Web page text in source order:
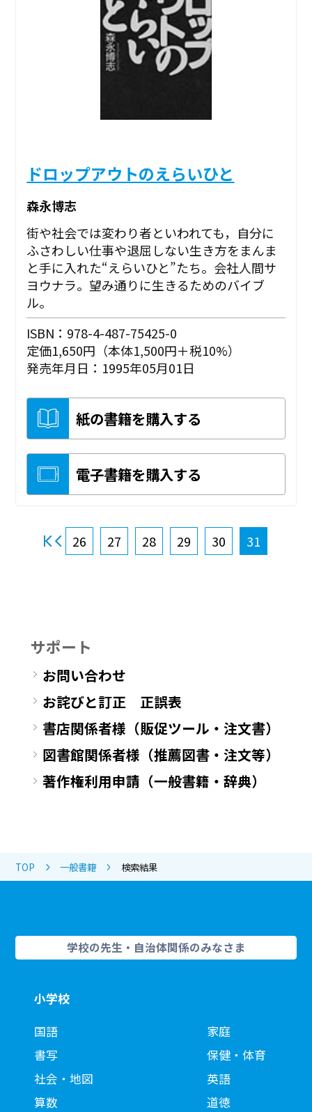
ドロップアウトのえらいひと
森永博志
街や社会では変わり者といわれても，自分に
ふさわしい仕事や退屈しない生き方をまんま
と手に入れた“えらいひと”たち。会社人間サ
ヨウナラ。望み通りに生きるためのバイブ
ル。
ISBN：978-4-487-75425-0
定価1,650円（本体1,500円＋税10%）
発売年月日：1995年05月01日
紙の書籍を購入する
電子書籍を購入する
26 27 28 29 30 31
サポート
お問い合わせ
お詫びと訂正 正誤表
書店関係者様（販促ツール・注文書）
図書館関係者様（推薦図書・注文等）
著作権利用申請（一般書籍・辞典）
TOP 一般書籍 検索結果
学校の先生・自治体関係のみなさま
小学校
国語
書写
社会・地図
算数
家庭
保健・体育
英語
道徳